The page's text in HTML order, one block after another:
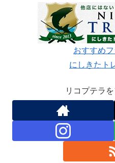
おすすめ
にしきたト
リコプテラ